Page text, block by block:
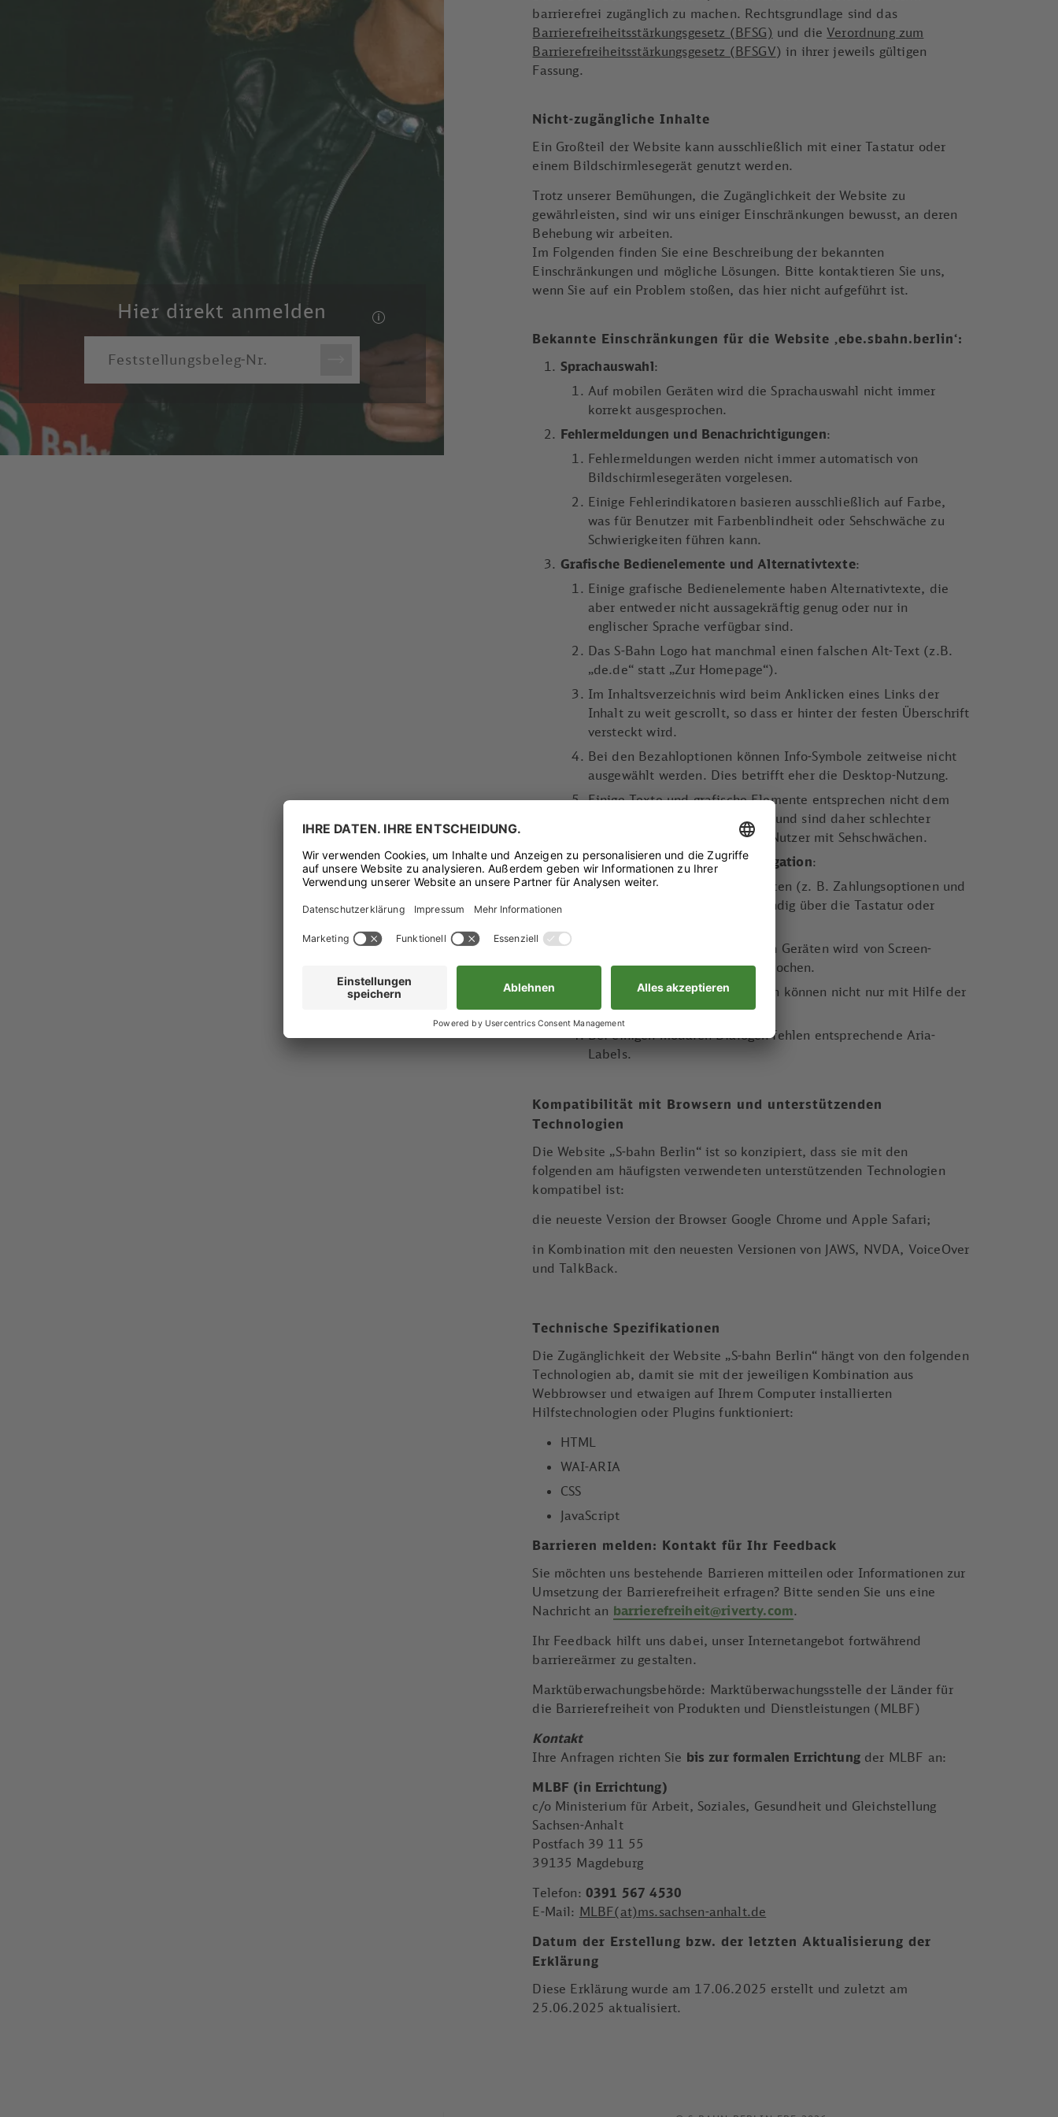
Hier direkt anmelden
Feststellungsbeleg-Nr.
barrierefrei zugänglich zu machen. Rechtsgrundlage sind das
Barrierefreiheitsstärkungsgesetz (BFSG) und dieVerordnung zum
Barrierefreiheitsstärkungsgesetz (BFSGV) in ihrer jeweils gültigen
Fassung.
Nicht-zugängliche Inhalte
Ein Großteil der Website kann ausschließlich mit einer Tastatur oder
einem Bildschirmlesegerät genutzt werden.
Trotz unserer Bemühungen, die Zugänglichkeit der Website zu
gewährleisten, sind wir uns einiger Einschränkungen bewusst, an deren
Behebung wir arbeiten.
Im Folgenden finden Sie eine Beschreibung der bekannten
Einschränkungen und mögliche Lösungen. Bitte kontaktieren Sie uns,
wenn Sie auf ein Problem stoßen, das hier nicht aufgeführt ist.
Bekannte Einschränkungen für die Website ‚ebe.sbahn.berlin‘:
Sprachauswahl:
Auf mobilen Geräten wird die Sprachauswahl nicht immer
korrekt ausgesprochen.
Fehlermeldungen und Benachrichtigungen:
Fehlermeldungen werden nicht immer automatisch von
Bildschirmlesegeräten vorgelesen.
Einige Fehlerindikatoren basieren ausschließlich auf Farbe,
was für Benutzer mit Farbenblindheit oder Sehschwäche zu
Schwierigkeiten führen kann.
Grafische Bedienelemente und Alternativtexte:
Einige grafische Bedienelemente haben Alternativtexte, die
aber entweder nicht aussagekräftig genug oder nur in
englischer Sprache verfügbar sind.
Das S-Bahn Logo hat manchmal einen falschen Alt-Text (z.B.
„de.de“ statt „Zur Homepage“).
Im Inhaltsverzeichnis wird beim Anklicken eines Links der
Inhalt zu weit gescrollt, so dass er hinter der festen Überschrift
versteckt wird.
Bei den Bezahloptionen können Info-Symbole zeitweise nicht
ausgewählt werden. Dies betrifft eher die Desktop-Nutzung.
Einige Texte und grafische Elemente entsprechen nicht dem
geforderten Kontrastverhältnis und sind daher schlechter
lesbar. Dies betrifft vor allem Nutzer mit Sehschwächen.
Tastatur- und Screen-Reader-Navigation:
Info-Symbole auf mehreren Seiten (z. B. Zahlungsoptionen und
Bezahlseite) sind nicht vollständig über die Tastatur oder
Die Sprachauswahl auf mobilen Geräten wird von Screen-
Readern nicht korrekt ausgesprochen.
Die Überweisungsinformationen können nicht nur mit Hilfe der
Tastatur kopiert werden.
Bei einigen modalen Dialogen fehlen entsprechende Aria-
Labels.
Kompatibilität mit Browsern und unterstützenden
Technologien
Die Website „S-bahn Berlin“ ist so konzipiert, dass sie mit den
folgenden am häufigsten verwendeten unterstützenden Technologien
kompatibel ist:
die neueste Version der Browser Google Chrome und Apple Safari;
in Kombination mit den neuesten Versionen von JAWS, NVDA, VoiceOver
und TalkBack.
Technische Spezifikationen
Die Zugänglichkeit der Website „S-bahn Berlin“ hängt von den folgenden
Technologien ab, damit sie mit der jeweiligen Kombination aus
Webbrowser und etwaigen auf Ihrem Computer installierten
Hilfstechnologien oder Plugins funktioniert:
HTML
WAI-ARIA
CSS
JavaScript
Barrieren melden: Kontakt für Ihr Feedback
Sie möchten uns bestehende Barrieren mitteilen oder Informationen zur
Umsetzung der Barrierefreiheit erfragen? Bitte senden Sie uns eine
Nachricht an barrierefreiheit@riverty.com.
Ihr Feedback hilft uns dabei, unser Internetangebot fortwährend
barriereärmer zu gestalten.
Marktüberwachungsbehörde: Marktüberwachungsstelle der Länder für
die Barrierefreiheit von Produkten und Dienstleistungen (MLBF)
Kontakt
Ihre Anfragen richten Sie bis zur formalen Errichtung der MLBF an:
MLBF (in Errichtung)
c/o Ministerium für Arbeit, Soziales, Gesundheit und Gleichstellung
Sachsen-Anhalt
Postfach 39 11 55
39135 Magdeburg
Telefon: 0391 567 4530
E-​Mail: MLBF(at)ms.sachsen-​anhalt.de
Datum der Erstellung bzw. der letzten Aktualisierung der
Erklärung
Diese Erklärung wurde am 17.06.2025 erstellt und zuletzt am
25.06.2025 aktualisiert.